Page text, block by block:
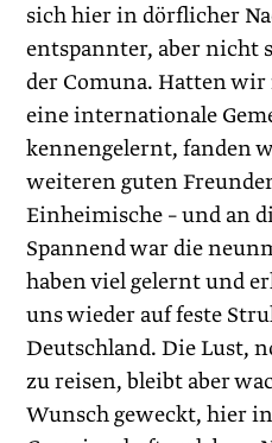
sich hier in dörflicher
entspannter, aber nicht
der Comuna. Hatten
eine internationale
kennengelernt, fanden
weiteren guten
Einheimische – und an
Spannend war die
haben viel gelernt und
uns wieder auf feste
Deutschland. Die Lust,
zu reisen, bleibt aber
Wunsch geweckt, hier